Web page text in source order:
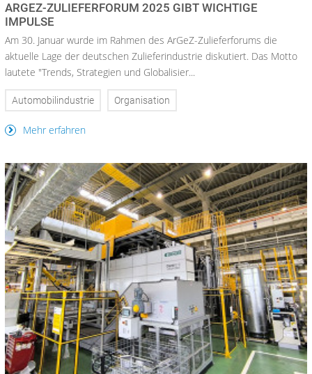
ARGEZ-ZULIEFERFORUM 2025 GIBT WICHTIGE
IMPULSE
Am 30. Januar wurde im Rahmen des ArGeZ-Zulieferforums die
aktuelle Lage der deutschen Zulieferindustrie diskutiert. Das Motto
lautete "Trends, Strategien und Globalisier...
Automobilindustrie Organisation
Mehr erfahren